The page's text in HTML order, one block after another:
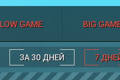
LOW GAME BIG
ЗА 30 ДНЕЙ 7